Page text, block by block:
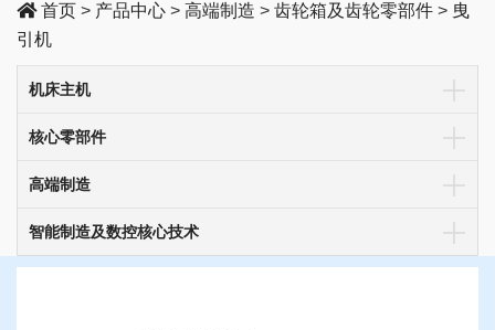
首页 > 产品中心 > 高端制造 > 齿轮箱及齿轮零部件 > 曳
引机
机床主机
核心零部件
高端制造
智能制造及数控核心技术